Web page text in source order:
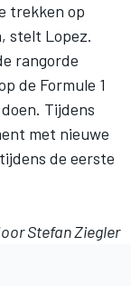
trekken op
stelt Lopez.
rangorde
de Formule 1
Tijdens
met nieuwe
de eerste
Stefan Ziegler